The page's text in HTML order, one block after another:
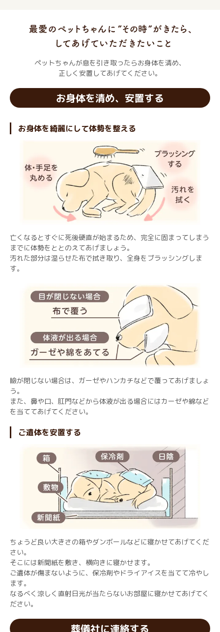
ペットちゃんが息を引き取ったらお身体を清め、
正しく安置してあげてください。
お身体を清め、安置する
お身体を綺麗にして体勢を整える
亡くなるとすぐに死後硬直が始まるため、完全に固まってしまう
までに体勢をととのえてあげましょう。
汚れた部分は湿らせた布で拭き取り、全身をブラッシングしま
す。
瞼が閉じない場合は、ガーゼやハンカチなどで覆ってあげましょ
う。
また、鼻や口、肛門などから体液が出る場合にはカーゼや綿など
を当ててあげてください。
ご遺体を安置する
ちょうど良い大きさの箱やダンボールなどに寝かせてあげてくだ
さい。
そこには新聞紙を敷き、横向きに寝かせます。
ご遺体が傷まないように、保冷剤やドライアイスを当てて冷やし
ます。
なるべく涼しく直射日光が当たらないお部屋に寝かせてあげてく
ださい。
葬儀社に連絡する